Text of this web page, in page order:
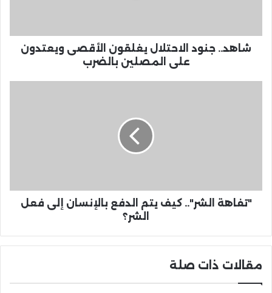
شاهد.. جنود الاحتلال يغلقون الأقصى ويعتدون
على المصلين بالضرب
"تفاهة الشر".. كيف يتم الدفع بالإنسان إلى فعل
الشر؟
مقالات ذات صلة